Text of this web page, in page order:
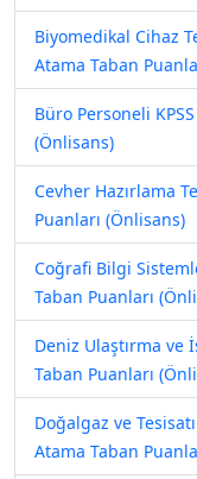
Biyomedikal Cihaz
Atama Taban
Büro Personeli
(Önlisans)
Cevher Hazırlama
Puanları (Önlisans)
Coğrafi Bilgi
Taban Puanları
Deniz Ulaştırma ve
Taban Puanları
Doğalgaz ve
Atama Taban